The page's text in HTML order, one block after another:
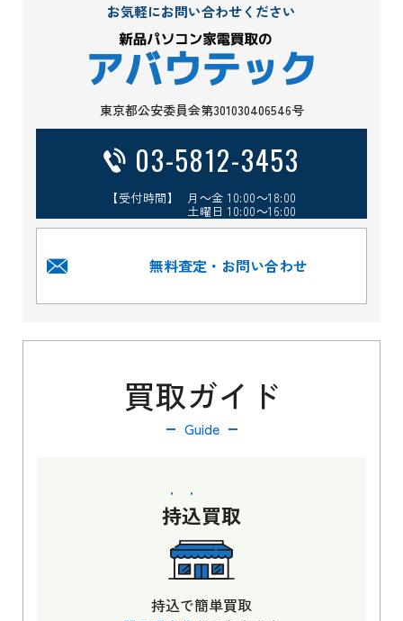
お気軽にお問い合わせください
東京都公安委員会第301030406546号
03-5812-3453
【受付時間】 月～金 10:00～18:00
土曜日 10:00～16:00
無料査定・お問い合わせ
買取ガイド
Guide
持込買取
持込で簡単買取